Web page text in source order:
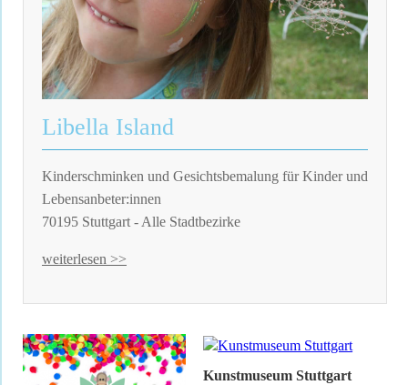
Libella Island
Kinderschminken und Gesichtsbemalung für Kinder und
Lebensanbeter:innen
70195 Stuttgart - Alle Stadtbezirke
weiterlesen >>
Kunstmuseum Stuttgart